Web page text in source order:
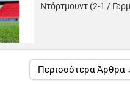
Ντόρτμουντ (2-1 /
Περισσότερα Άρθρα ↓